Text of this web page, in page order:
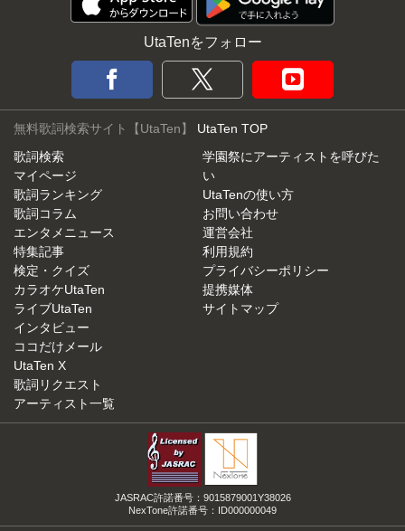
UtaTenをフォロー
無料歌詞検索サイト【UtaTen】 UtaTen TOP
歌詞検索
マイページ
歌詞ランキング
歌詞コラム
エンタメニュース
特集記事
検定・クイズ
カラオケUtaTen
ライブUtaTen
インタビュー
ココだけメール
UtaTen X
歌詞リクエスト
アーティスト一覧
学園祭にアーティストを呼びた
い
UtaTenの使い方
お問い合わせ
運営会社
利用規約
プライバシーポリシー
提携媒体
サイトマップ
JASRAC許諾番号：9015879001Y38026
NexTone許諾番号：ID000000049